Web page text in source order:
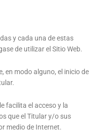
y cada una de estas
de utilizar el Sitio Web.
en modo alguno, el inicio de
facilita el acceso y la
que el Titular y/o sus
medio de Internet.